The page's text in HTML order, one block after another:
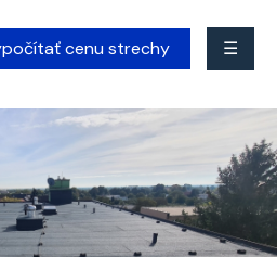
cenu strechy ☰